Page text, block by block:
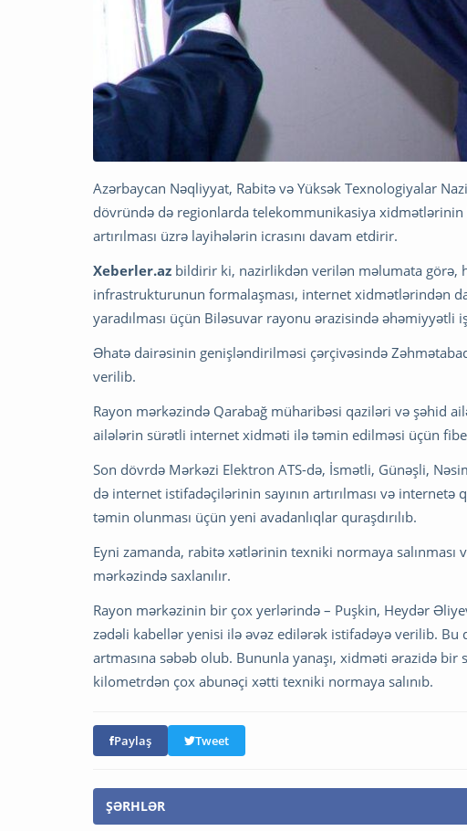
Azərbaycan Nəqliyyat, Rabitə və Yüksək Texnologiyalar
dövründə də regionlarda telekommunikasiya xidmətlərinin
artırılması üzrə layihələrin icrasını davam etdirir.
Xeberler.az bildirir ki, nazirlikdən verilən məlumata görə,
infrastrukturunun formalaşması, internet xidmətlərindən
yaradılması üçün Biləsuvar rayonu ərazisində əhəmiyyətli
Əhatə dairəsinin genişləndirilməsi çərçivəsində
verilib.
Rayon mərkəzində Qarabağ müharibəsi qaziləri və şəhid
ailələrin sürətli internet xidməti ilə təmin edilməsi üçün
Son dövrdə Mərkəzi Elektron ATS-də, İsmətli, Günəşli,
də internet istifadəçilərinin sayının artırılması və
təmin olunması üçün yeni avadanlıqlar quraşdırılıb.
Eyni zamanda, rabitə xətlərinin texniki normaya
mərkəzində saxlanılır.
Rayon mərkəzinin bir çox yerlərində – Puşkin, Heydər
zədəli kabellər yenisi ilə əvəz edilərək istifadəyə verilib.
artmasına səbəb olub. Bununla yanaşı, xidməti ərazidə
kilometrdən çox abunəçi xətti texniki normaya salınıb.
Paylaş Tweet
ŞƏRHLƏR